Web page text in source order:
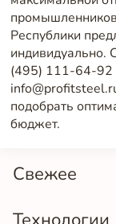
Свежее
Республики
индивидуально.
(495) 111-64-92
подобрать
бюджет.